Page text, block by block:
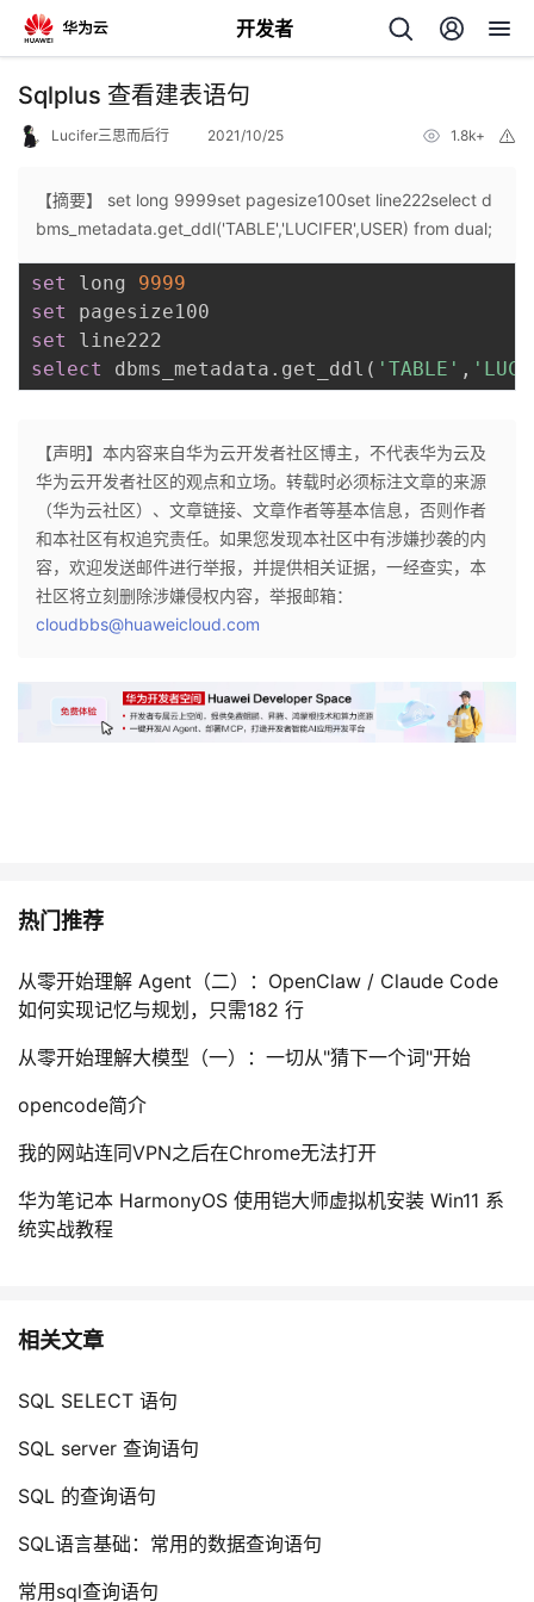
开发者
返
个
人
页
我
开
发
者
我
子
直
播
的
活
我
的
我
开
发
者
堂
的
课
程
我
的
认
我
的
我
Programs
的
支
我
技
术
支
的
云
声
Sqlplus 查看建表语句
Lucifer三思而后行 2021/10/25 1.8k+
【摘要】 set long 9999set pagesize100set line222select d
bms_metadata.get_ddl('TABLE','LUCIFER',USER) from dual;
set long 9999
set
set
select
dbms_metadata . get_ddl ( 'TABLE' ,
【声明】本内容来自华为云开发者社区博主，不代表华为云及
华为云开发者社区的观点和立场。转载时必须标注文章的来源
（华为云社区）、文章链接、文章作者等基本信息，否则作者
和本社区有权追究责任。如果您发现本社区中有涉嫌抄袭的内
容，欢迎发送邮件进行举报，并提供相关证据，一经查实，本
社区将立刻删除涉嫌侵权内容，举报邮箱：
cloudbbs@huaweicloud.com
热门推荐
从零开始理解 Agent（二）：OpenClaw / Claude Code
如何实现记忆与规划，只需182 行
从零开始理解大模型（一）：一切从"猜下一个词"开始
opencode简介
我的网站连同VPN之后在Chrome无法打开
华为笔记本 HarmonyOS 使用铠大师虚拟机安装 Win11 系
统实战教程
相关文章
SQL SELECT 语句
SQL server 查询语句
SQL 的查询语句
SQL语言基础：常用的数据查询语句
常用sql查询语句